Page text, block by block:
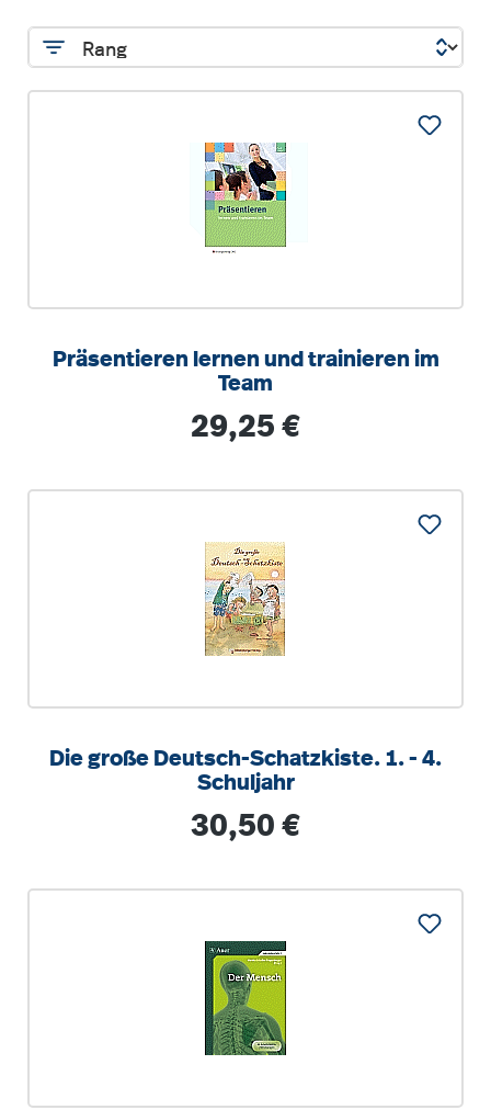
Präsentieren lernen und trainieren im
Team
Regulärer Preis:
29,25 €
Die große Deutsch-Schatzkiste. 1. - 4.
Schuljahr
Regulärer Preis:
30,50 €